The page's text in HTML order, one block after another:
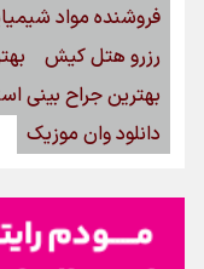
فروشنده مواد
رزرو هتل کیش
بهترین جراح بینی
دانلود وان موزیک